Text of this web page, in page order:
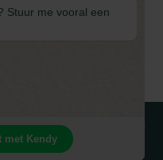
7
Stuur me vooral een
met Kendy